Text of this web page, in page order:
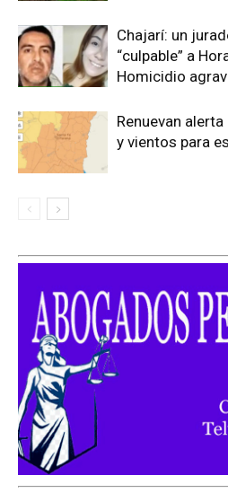
Chajarí: un
“culpable” a
Homicidio
Renuevan
y vientos para